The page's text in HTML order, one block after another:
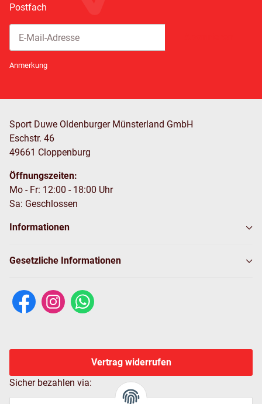
Postfach
Anmerkung
Sport Duwe Oldenburger Münsterland GmbH
Eschstr. 46
49661 Cloppenburg
Öffnungszeiten:
Mo - Fr: 12:00 - 18:00 Uhr
Sa: Geschlossen
Informationen
Gesetzliche Informationen
Vertrag widerrufen
Sicher bezahlen via: